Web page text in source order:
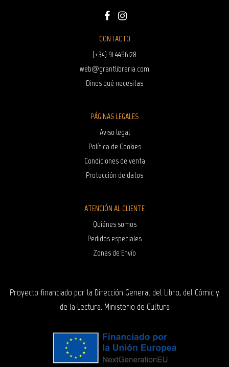
CONTACTO
(+34) 91 4496128
web@grantlibreria.com
Dinos qué necesitas
PÁGINAS LEGALES
Aviso legal
Política de Cookies
Condiciones de venta
Protección de datos
ATENCIÓN AL CLIENTE
Quiénes somos
Pedidos especiales
Zonas de Envío
Proyecto financiado por la Dirección General del Libro, del Cómic y
de la Lectura, Ministerio de Cultura